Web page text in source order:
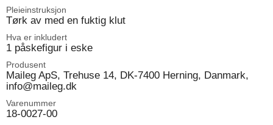
Pleieinstruksjon
Tørk av med en fuktig klut
Hva er inkludert
1 påskefigur i eske
Produsent
Maileg ApS, Trehuse 14, DK-7400 Herning, Danmark,
info@maileg.dk
Varenummer
18-0027-00